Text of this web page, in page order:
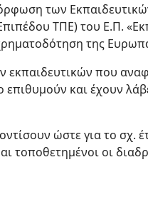
των
ΤΠΕ) του Ε.Π.
της
εκπαιδευτικών που
και έχουν
ώστε για το σχ.
τοποθετημένοι οι